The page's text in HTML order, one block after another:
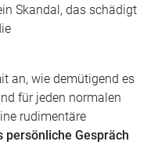
Skandal, das schädigt
an, wie demütigend es
für jeden normalen
rudimentäre
persönliche Gespräch